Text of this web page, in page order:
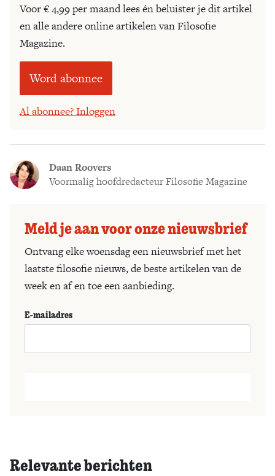
Voor € 4,99 per maand lees én beluister je dit artikel
en alle andere online artikelen van Filosofie
Magazine.
Word abonnee
Al abonnee? Inloggen
Daan Roovers
Voormalig hoofdredacteur Filosofie Magazine
Meld je aan voor onze nieuwsbrief
Ontvang elke woensdag een nieuwsbrief met het
laatste filosofie nieuws, de beste artikelen van de
week en af en toe een aanbieding.
E-mailadres
Relevante berichten